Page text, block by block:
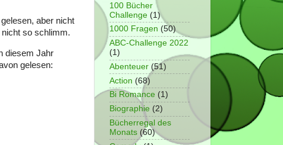
aber nicht
so schlimm.
diesem Jahr
gelesen:
100 Bücher
Challenge (1)
1000 Fragen (50)
ABC-Challenge 2022
(1)
Abenteuer (51)
Action (68)
Bi Romance (1)
Biographie (2)
Bücherregal des
Monats (60)